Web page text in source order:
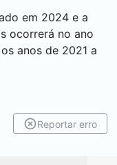
em 2024 e a
ocorrerá no ano
anos de 2021 a
Reportar erro